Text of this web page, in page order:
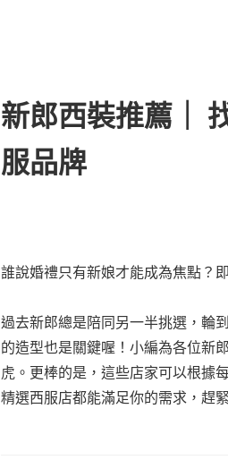
新郎西裝推薦｜
服品牌
誰說婚禮只有新娘才能成為焦點？
過去新郎總是陪同另一半挑選，輪
的造型也是關鍵喔！小編為各位新
虎。更棒的是，這些店家可以根據
精選西服店都能滿足你的需求，趕